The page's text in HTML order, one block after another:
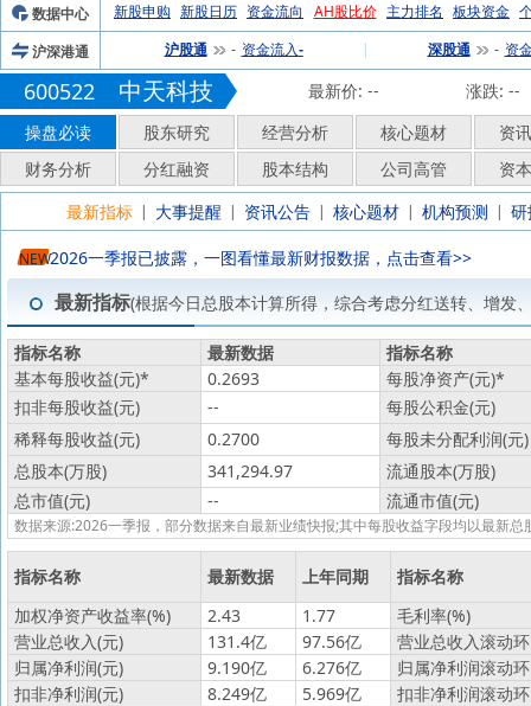
数据中心
新股申购 新股日历 资金流向 AH股比价 主力排名 板块资金
沪深港通
沪股通 - 资金流入- | 深股通 - 资
600522 中天科技 最新价: -- 涨跌: --
操盘必读
股东研究 经营分析 核心题材
资
财务分析
分红融资 股本结构 公司高管
资
最新指标 | 大事提醒 | 资讯公告 | 核心题材 | 机构预测 |
NEW2026一季报已披露，一图看懂最新财报数据，点击查看>>
最新指标(根据今日总股本计算所得，综合考虑分红送转、增发
指标名称 最新数据
指标名称
基本每股收益(元)* 0.2693 每股净资产(元)*
扣非每股收益(元)
--
每股公积金(元)
稀释每股收益(元)
0.2700
每股未分配利润(元)
总股本(万股)
341,294.97
流通股本(万股)
总市值(元)
-- 流通市值(元)
数据来源:2026一季报，部分数据来自最新业绩快报;其中每股收益字段均以最新
指标名称 最新数据 上年同期
指标名称
加权净资产收益率(%)
2.43 1.77
毛利率(%)
营业总收入(元)
131.4亿 97.56亿
营业总收入滚动
归属净利润(元)
9.190亿 6.276亿
归属净利润滚动
扣非净利润(元)
8.249亿 5.969亿 扣非净利润滚动